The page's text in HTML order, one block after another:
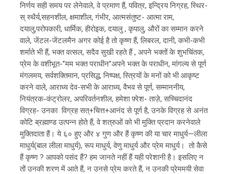
निर्णय सही समय पर लेनेवाले, वे प्रमाण हैं, पवित्र, इन्द्रिय निग्रह, स्थिर-
स् स्थैर्य,सहनशील, क्षमाशील, गंभीर, आत्मसंतुष्ट- आत्मा राम,
दयालु,परोपकारी, धार्मिक, हीरोइक, दयालु , कृपालु, औरों का सम्मान करने
वाले, जेंटल-जेंटलमैन अगर कोई है तो कृष्ण हैं, लिबरल, दानी, कभी-कभी
शर्माते भी हैं, भक्त वत्सल, सदैव सुखी रहते हैं , अपने भक्तों के शुभचिंतक,
प्रेम के वशीभूत-”मम भक्त पराधीन”अपने भक्त के पराधीन, मांगल्य से पूर्ण
मंगलमय, सर्वशक्तिमान, प्रसिद्ध, निष्पक्ष, स्त्रियों के मनों को भी आकृष्ट
करने वाले, आराध्य देव-सभी के आराध्य, वैभव से पूर्ण, सम्माननीय,
नियंत्रक-कंट्रोलर, अपरिवर्तनशील, हमेशा फ़्रेश- ताज़े, सच्चिदानंद
विग्रह- उनका विग्रह सत्+चित्त+आनंद से पूर्ण है, उनके विग्रह से अनंत
कोटि ब्रह्माण्ड उत्पन्न होते हैं, वे शत्रुओं को भी मुक्ति प्रदान करनेवाले
मुक्तिदाता हैं। ये ६० हुए और ४ गुण और हैं कृष्ण की या चार माधुर्य—लीला
माधुर्य(बाल लीला माधुर्य), रूप माधुर्य, वेणु माधुर्य और प्रेम माधुर्य। तो कैसे
हैं कृष्ण ? आपको पसंद हैं? हम जानते नहीं हैं यही परेशानी है। इसलिए न
तों उनकी शरण में आते हैं, न उनसे प्रेम करते हैं, न उनकी प्रेममयी सेवा